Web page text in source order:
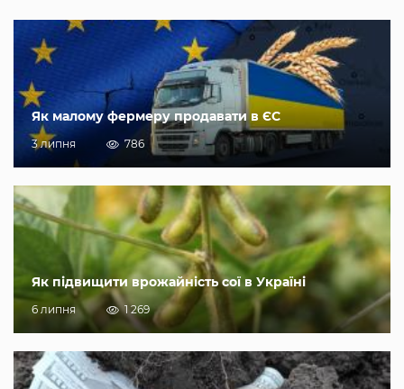
Як малому фермеру продавати в ЄС
3 липня 786
Як підвищити врожайність сої в Україні
6 липня 1 269